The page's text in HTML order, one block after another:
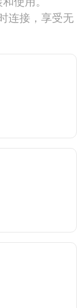
连接，享受无